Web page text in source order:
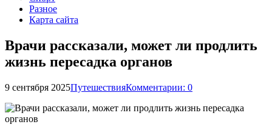
Разное
Карта сайта
Врачи рассказали, может ли продлить
жизнь пересадка органов
9 сентября 2025ПутешествияКомментарии: 0